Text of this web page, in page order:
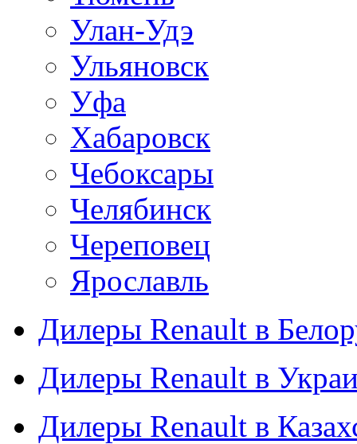
Улан-Удэ
Ульяновск
Уфа
Хабаровск
Чебоксары
Челябинск
Череповец
Ярославль
Дилеры Renault в
Дилеры Renault в
Дилеры Renault в